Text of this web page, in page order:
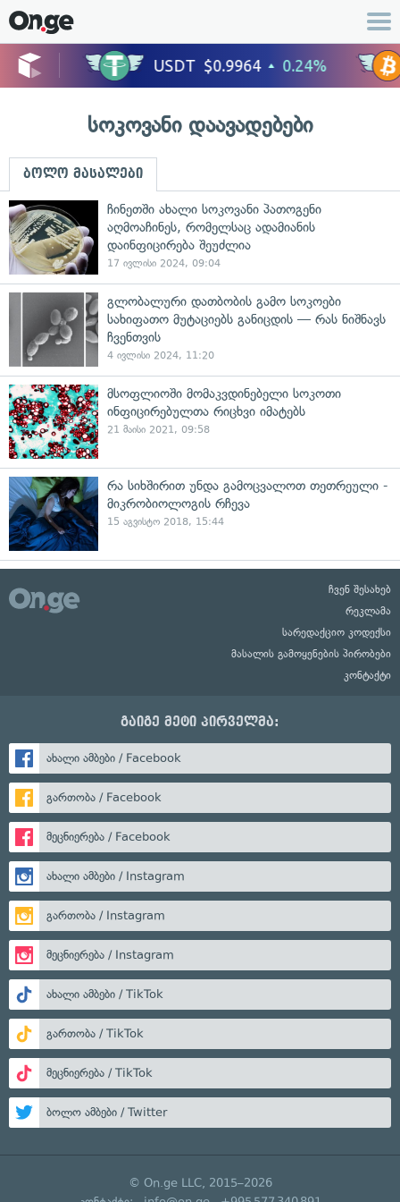
სოკოვანი დაავადებები
ბოლო მასალები
ჩინეთში ახალი სოკოვანი პათოგენი
აღმოაჩინეს, რომელსაც ადამიანის
დაინფიცირება შეუძლია
17 ივლისი 2024, 09:04
გლობალური დათბობის გამო სოკოები
სახიფათო მუტაციებს განიცდის — რას ნიშნავს
ჩვენთვის
4 ივლისი 2024, 11:20
მსოფლიოში მომაკვდინებელი სოკოთი
ინფიცირებულთა რიცხვი იმატებს
21 მაისი 2021, 09:58
რა სიხშირით უნდა გამოცვალოთ თეთრეული -
მიკრობიოლოგის რჩევა
15 აგვისტო 2018, 15:44
ჩვენ შესახებ
რეკლამა
სარედაქციო კოდექსი
მასალის გამოყენების პირობები
კონტაქტი
გაიგე მეტი პირველმა:
ახალი ამბები / Facebook
გართობა / Facebook
მეცნიერება / Facebook
ახალი ამბები / Instagram
გართობა / Instagram
მეცნიერება / Instagram
ახალი ამბები / TikTok
გართობა / TikTok
მეცნიერება / TikTok
ბოლო ამბები / Twitter
© On.ge LLC, 2015–2026